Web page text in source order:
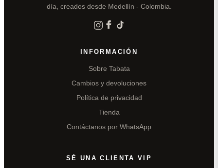
día, creados desde Medellín - Colombia.
INFORMACIÓN
Sobre Tabata
Cambios y devoluciones
Política de privacidad
Tienda
Contáctanos por WhatsApp
SÉ UNA CLIENTA VIP